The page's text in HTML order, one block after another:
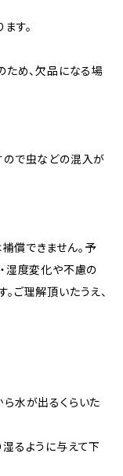
す。
ため、欠品になる場
ので虫などの混入が
償できません。予
湿度変化や不慮の
ご理解頂いたうえ、
水が出るくらいた
るように与えて下